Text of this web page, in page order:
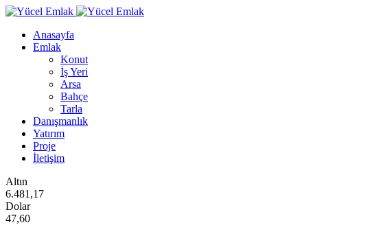
Anasayfa
Emlak
Konut
İş Yeri
Arsa
Bahçe
Tarla
Danışmanlık
Yatırım
Proje
İletişim
Altın
6.481,17
Dolar
47,60